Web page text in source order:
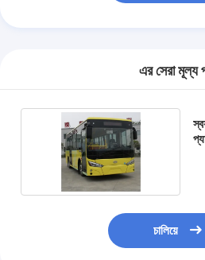
এর সেরা মূল্য
চালিয়ে